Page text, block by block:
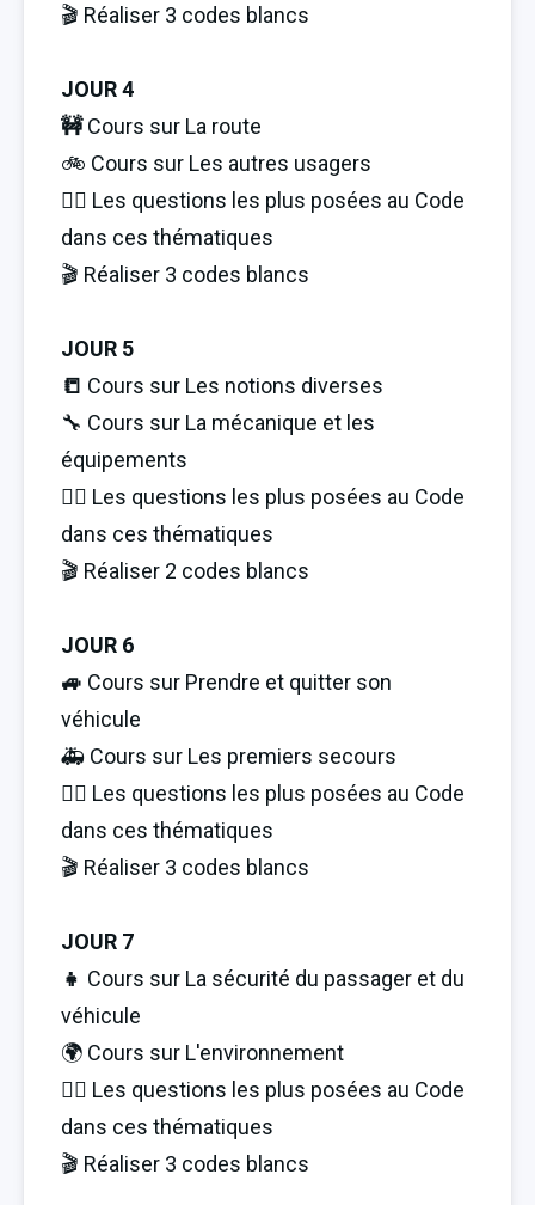
🎬 Réaliser 3 codes blancs
JOUR 4
🚧 Cours sur La route
🚲 Cours sur Les autres usagers
🏋️‍♂️ Les questions les plus posées au Code
dans ces thématiques
🎬 Réaliser 3 codes blancs
JOUR 5
📒 Cours sur Les notions diverses
🔧 Cours sur La mécanique et les
équipements
🏋️‍♂️ Les questions les plus posées au Code
dans ces thématiques
🎬 Réaliser 2 codes blancs
JOUR 6
🚙 Cours sur Prendre et quitter son
véhicule
🚑 Cours sur Les premiers secours
🏋️‍♂️ Les questions les plus posées au Code
dans ces thématiques
🎬 Réaliser 3 codes blancs
JOUR 7
👧 Cours sur La sécurité du passager et du
véhicule
🌍 Cours sur L'environnement
🏋️‍♂️ Les questions les plus posées au Code
dans ces thématiques
🎬 Réaliser 3 codes blancs